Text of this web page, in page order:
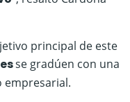
principal de este
se gradúen con una
empresarial.